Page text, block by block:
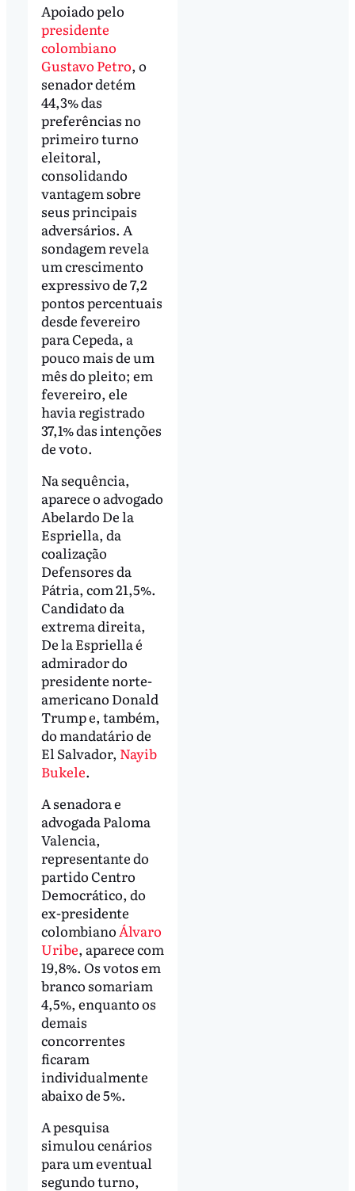
Apoiado pelo
presidente
colombiano
Gustavo Petro, o
senador detém
44,3% das
preferências no
primeiro turno
eleitoral,
consolidando
vantagem sobre
seus principais
adversários. A
sondagem revela
um crescimento
expressivo de 7,2
pontos percentuais
desde fevereiro
para Cepeda, a
pouco mais de um
mês do pleito; em
fevereiro, ele
havia registrado
37,1% das intenções
de voto.
Na sequência,
aparece o advogado
Abelardo De la
Espriella, da
coalização
Defensores da
Pátria, com 21,5%.
Candidato da
extrema direita,
De la Espriella é
admirador do
presidente norte-
americano Donald
Trump e, também,
do mandatário de
El Salvador, Nayib
Bukele.
A senadora e
advogada Paloma
Valencia,
representante do
partido Centro
Democrático, do
ex-presidente
colombianoÁlvaro
Uribe, aparece com
19,8%. Os votos em
branco somariam
4,5%, enquanto os
demais
concorrentes
ficaram
individualmente
abaixo de 5%.
A pesquisa
simulou cenários
para um eventual
segundo turno,